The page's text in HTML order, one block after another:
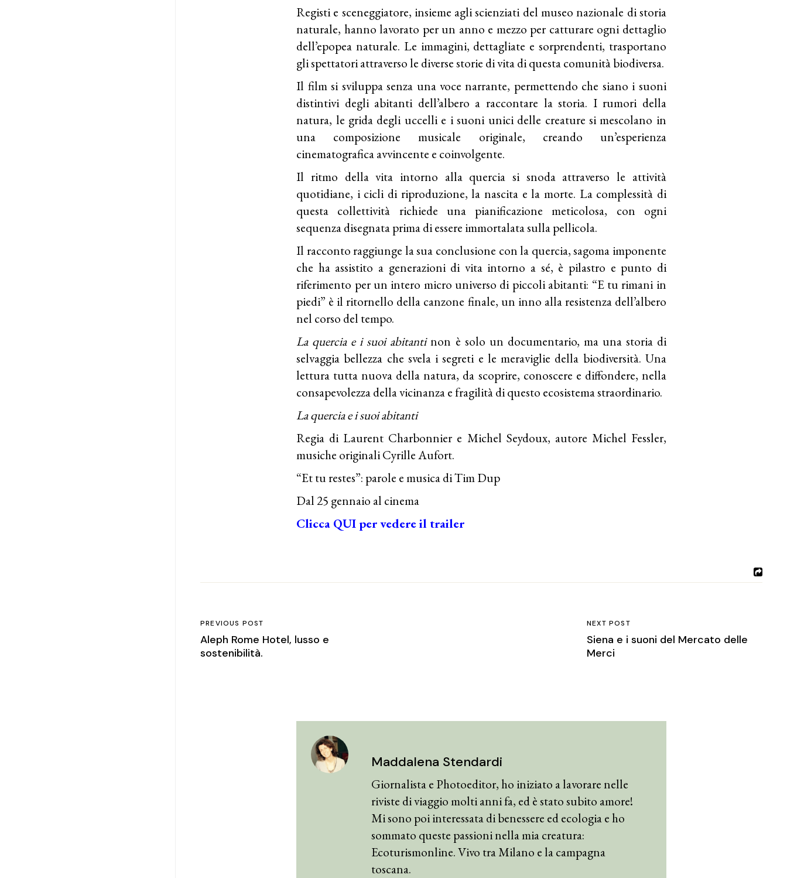
Registi e sceneggiatore, insieme agli scienziati del museo nazionale di storia
naturale, hanno lavorato per un anno e mezzo per catturare ogni dettaglio
dell’epopea naturale. Le immagini, dettagliate e sorprendenti, trasportano
gli spettatori attraverso le diverse storie di vita di questa comunità biodiversa.
Il film si sviluppa senza una voce narrante, permettendo che siano i suoni
distintivi degli abitanti dell’albero a raccontare la storia. I rumori della
natura, le grida degli uccelli e i suoni unici delle creature si mescolano in
una composizione musicale originale, creando un’esperienza
cinematografica avvincente e coinvolgente.
Il ritmo della vita intorno alla quercia si snoda attraverso le attività
quotidiane, i cicli di riproduzione, la nascita e la morte. La complessità di
questa collettività richiede una pianificazione meticolosa, con ogni
sequenza disegnata prima di essere immortalata sulla pellicola.
Il racconto raggiunge la sua conclusione con la quercia, sagoma imponente
che ha assistito a generazioni di vita intorno a sé, è pilastro e punto di
riferimento per un intero micro universo di piccoli abitanti: “E tu rimani in
piedi” è il ritornello della canzone finale, un inno alla resistenza dell’albero
nel corso del tempo.
La quercia e i suoi abitantinon è solo un documentario, ma una storia di
selvaggia bellezza che svela i segreti e le meraviglie della biodiversità. Una
lettura tutta nuova della natura, da scoprire, conoscere e diffondere, nella
consapevolezza della vicinanza e fragilità di questo ecosistema straordinario.
La quercia e i suoi abitanti
Regia di Laurent Charbonnier e Michel Seydoux, autore Michel Fessler,
musiche originali Cyrille Aufort.
“Et tu restes”: parole e musica di Tim Dup
Dal 25 gennaio al cinema
Clicca QUI per vedere il trailer
PREVIOUS POST
Aleph Rome Hotel, lusso e
sostenibilità.
NEXT POST
Siena e i suoni del Mercato delle
Merci
Maddalena Stendardi
Giornalista e Photoeditor, ho iniziato a lavorare nelle
riviste di viaggio molti anni fa, ed è stato subito amore!
Mi sono poi interessata di benessere ed ecologia e ho
sommato queste passioni nella mia creatura:
Ecoturismonline. Vivo tra Milano e la campagna
toscana.